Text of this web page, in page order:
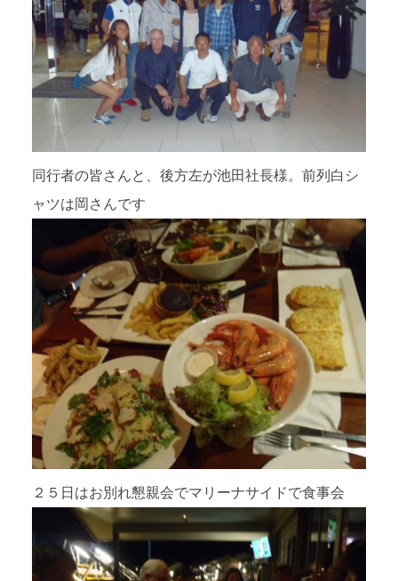
同行者の皆さんと、後方左が池田社長様。前列白シ
ャツは岡さんです
２５日はお別れ懇親会でマリーナサイドで食事会